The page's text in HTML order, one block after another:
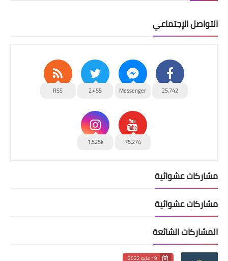
التواصل الإجتماعي
25,742
Messenger
2,455
RSS
75,274
1,525k
مشاركات عشوائية
مشاركات عشوائية
المشاركات الشائعة
19 مايو 2022